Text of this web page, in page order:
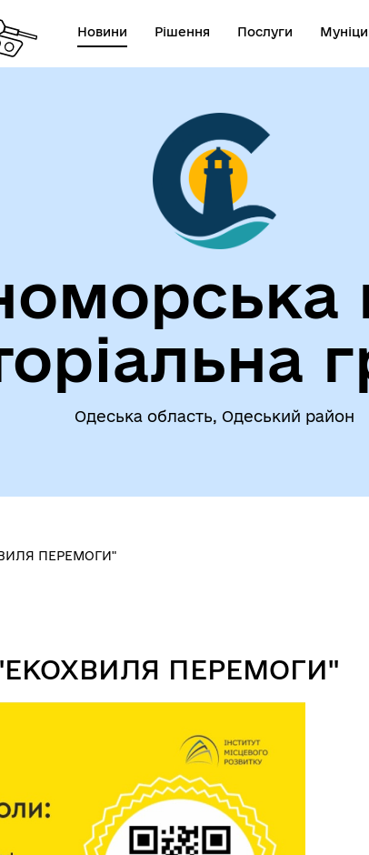
Новини Рішення Послуги
органи (ради,
Герої не вмирають!
Одеська область, Одеський район
ПЕРЕМОГИ"
"ЕКОХВИЛЯ ПЕРЕМОГИ"